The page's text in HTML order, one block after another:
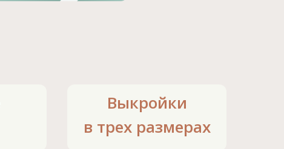
Выкройки
в трех размерах